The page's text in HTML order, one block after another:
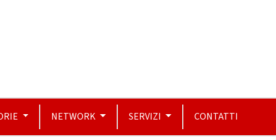
NETWORK SERVIZI CONTATTI